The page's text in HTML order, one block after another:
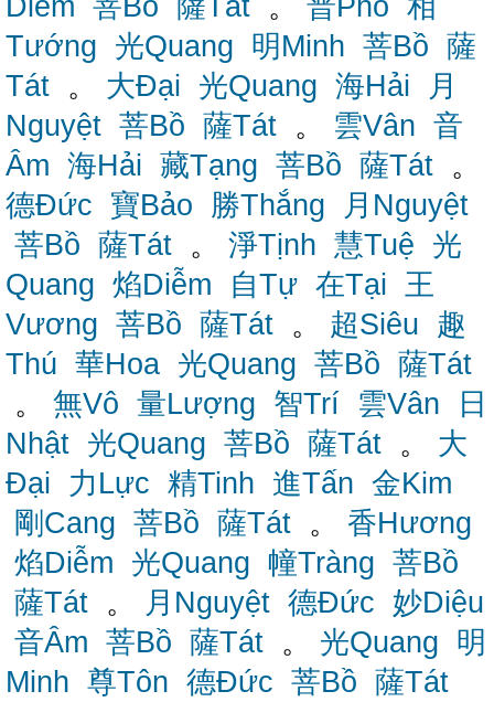
Diễm 菩Bồ 薩Tát 。 普Phổ 相
Tướng 光Quang 明Minh 菩Bồ 薩
Tát 。 大Đại 光Quang 海Hải
月
Nguyệt 菩Bồ 薩Tát 。 雲Vân 音
Âm 海Hải 藏Tạng 菩Bồ 薩Tát 。
德Đức 寶Bảo 勝Thắng
月Nguyệt
菩Bồ 薩Tát 。 淨Tịnh 慧Tuệ 光
Quang 焰Diễm 自Tự 在Tại 王
Vương 菩Bồ 薩Tát 。 超Siêu 趣
Thú 華Hoa 光Quang 菩Bồ 薩Tát
。 無Vô 量Lượng 智Trí 雲Vân
日
Nhật 光Quang 菩Bồ 薩Tát 。 大
Đại
力Lực 精Tinh 進Tấn 金Kim
剛Cang 菩Bồ 薩Tát 。 香Hương
焰Diễm 光Quang 幢Tràng 菩Bồ
薩Tát 。 月Nguyệt 德Đức 妙Diệu
音Âm 菩Bồ 薩Tát 。 光Quang 明
Minh 尊Tôn 德Đức 菩Bồ 薩Tát